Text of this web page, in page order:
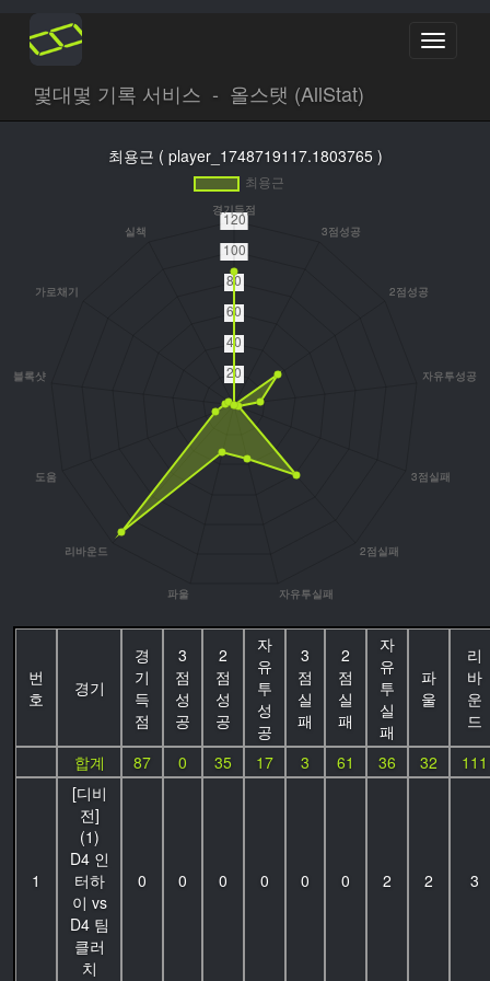
Toggle
몇대몇 기록 서비스 - 올스탯 (AllStat)
최용근 ( player_1748719117.1803765 )
번
호
경기
경
기
득
점
3
점
성
공
2
점
성
공
자
유
투
성
공
3
점
실
패
2
점
실
패
자
유
투
실
패
파
울
리
바
운
드
합계
87 0 35 17 3 61 36 32 111
1
[디비
전]
(1)
D4 인
터하
이 vs
D4 팀
클러
치
0 0 0 0 0 0 2 2 3